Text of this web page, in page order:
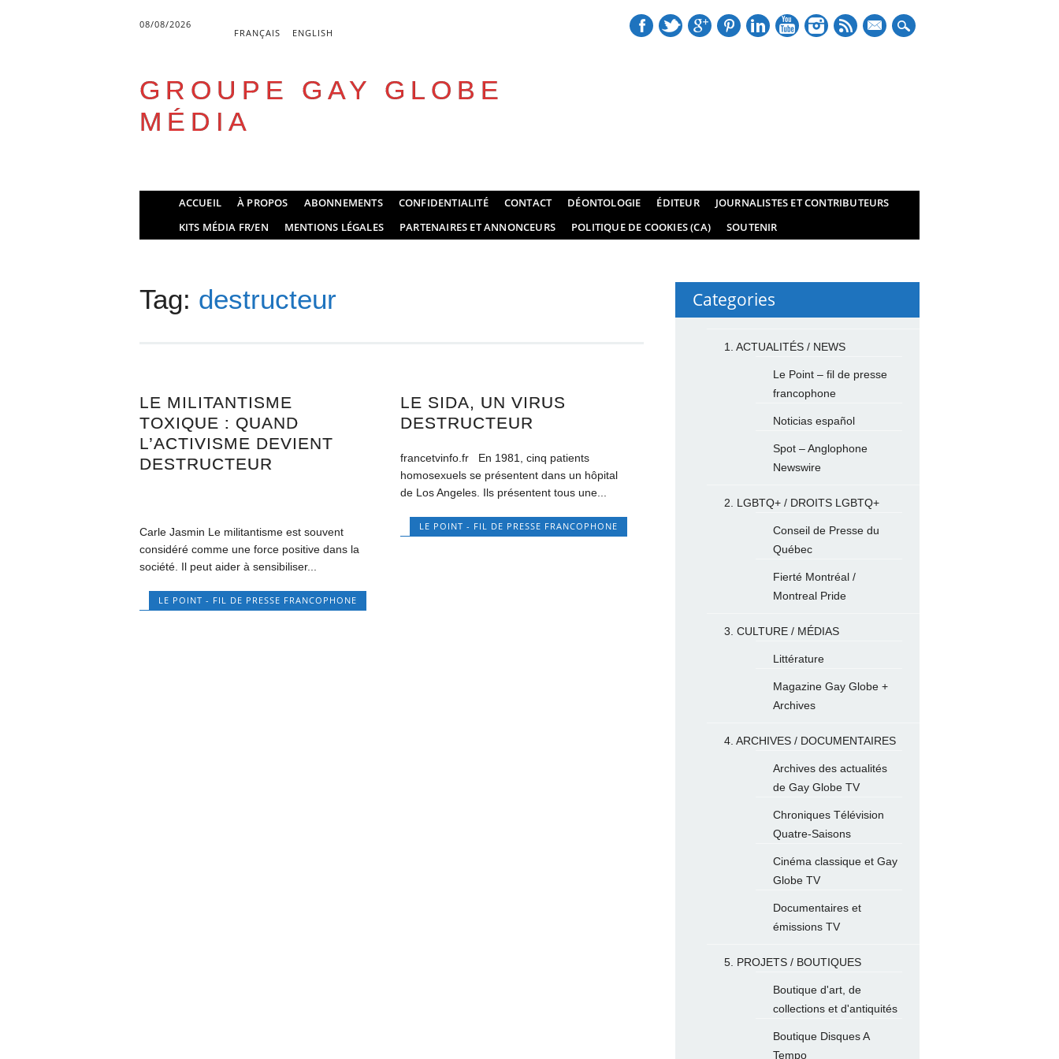
08/08/2026
FRANÇAIS ENGLISH
mail
GROUPE GAY GLOBE
MÉDIA
Main menu
ACCUEIL À PROPOS ABONNEMENTS CONFIDENTIALITÉ CONTACT DÉONTOLOGIE ÉDITEUR
JOURNALISTES ET CONTRIBUTEURS
KITS MÉDIA FR/EN
MENTIONS LÉGALES PARTENAIRES ET ANNONCEURS POLITIQUE DE COOKIES (CA) SOUTENIR
Tag: destructeur
LE MILITANTISME
TOXIQUE : QUAND
L’ACTIVISME DEVIENT
DESTRUCTEUR
Carle Jasmin Le militantisme est souvent
considéré comme une force positive dans la
société. Il peut aider à sensibiliser...
LE POINT - FIL DE PRESSE FRANCOPHONE
LE SIDA, UN VIRUS
DESTRUCTEUR
francetvinfo.fr En 1981, cinq patients
homosexuels se présentent dans un hôpital
de Los Angeles. Ils présentent tous une...
LE POINT - FIL DE PRESSE FRANCOPHONE
Categories
1. ACTUALITÉS / NEWS
Le Point – fil de presse
francophone
Noticias español
Spot – Anglophone
Newswire
2. LGBTQ+ / DROITS LGBTQ+
Conseil de Presse du
Québec
Fierté Montréal /
Montreal Pride
3. CULTURE / MÉDIAS
Littérature
Magazine Gay Globe +
Archives
4. ARCHIVES / DOCUMENTAIRES
Archives des actualités
de Gay Globe TV
Chroniques Télévision
Quatre-Saisons
Cinéma classique et Gay
Globe TV
Documentaires et
émissions TV
5. PROJETS / BOUTIQUES
Boutique d'art, de
collections et d'antiquités
Boutique Disques A
Tempo